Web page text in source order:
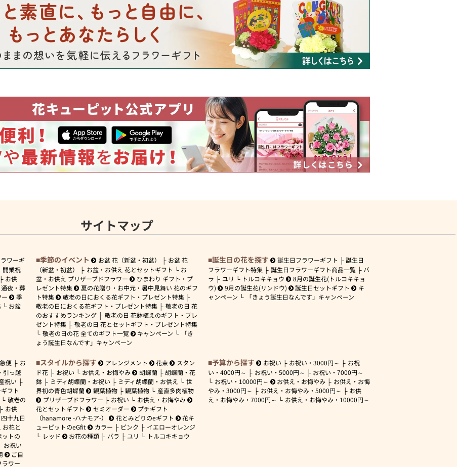
サイトマップ
ワーギ
開業祝
お供
通夜・葬
季
お盆
季節のイベント お盆 花（新盆・初盆）
お盆 花
（新盆・初盆）
お盆・お供え 花とセットギフト
お
盆・お供え プリザーブドフラワー
ひまわり ギフト・プ
レゼント特集
夏の花贈り・お中元・暑中見舞い 花のギフ
ト特集
敬老の日におくる花ギフト・プレゼント特集
敬老の日におくる花ギフト・プレゼント特集
敬老の日 花
のおすすめランキング
敬老の日 花鉢植えのギフト・プレ
ゼント特集
敬老の日 花とセットギフト・プレゼント特集
敬老の日の花 全てのギフト一覧
キャンペーン
「き
ょう誕生日なんです」キャンペーン
誕生日の花を探す 誕生日フラワーギフト
誕生日
フラワーギフト特集
誕生日フラワーギフト商品一覧
バ
ラ
ユリ トルコキキョウ
8月の誕生花(トルコキキョ
ウ)
9月の誕生花(リンドウ) 誕生日セットギフト
キ
ャンペーン
「きょう誕生日なんです」キャンペーン
便
お
引っ越
祝い
フト
敬老の
お供
四十九日
お花と
ットの
お祝い
ご自
ラワー
スタイルから探す アレンジメント 花束
スタン
ド花
お祝い お供え・お悔やみ 胡蝶蘭
胡蝶蘭・花
鉢
ミディ胡蝶蘭・お祝い ミディ胡蝶蘭・お供え
世
界初の青色胡蝶蘭
観葉植物 観葉植物
産直多肉植物
プリザーブドフラワー
お祝い
お供え・お悔やみ
花とセットギフト
セミオーダー
プチギフト
（hanamore -ハナモア-）
花とみどりのeギフト
花キ
ューピットのeGfit
カラー ピンク
イエローオレンジ
レッド
お花の種類 バラ ユリ トルコキキョウ
予算から探す お祝い お祝い・3000円～
お祝
い・ 4000円～ お祝い・ 5000円～ お祝い・7000円～
お祝い・ 10000円～ お供え・お悔やみ
お供え・お悔
やみ・ 3000円～ お供え・お悔やみ・ 5000円～
お供
え・お悔やみ・ 7000円～ お供え・お悔やみ・ 10000円～